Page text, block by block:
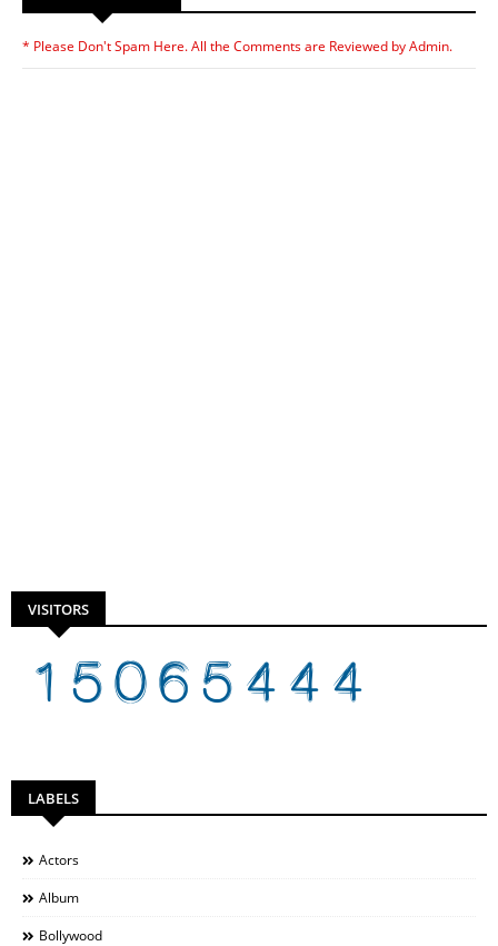
* Please Don't Spam Here. All the Comments are Reviewed by Admin.
VISITORS
LABELS
Actors
Album
Bollywood